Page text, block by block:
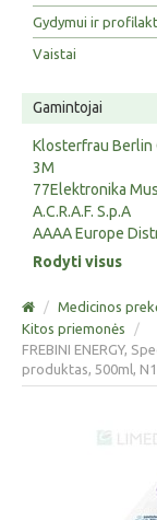
Gydymui ir
Vaistai
Gamintojai
Klosterfrau Berlin
3M
77Elektronika
A.C.R.A.F. S.p.A
AAAA Europe
Rodyti visus
/ Medicinos
Kitos priemonės
/
FREBINI ENERGY,
produktas, 500ml,